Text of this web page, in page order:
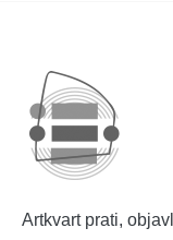
Artkvart prati,